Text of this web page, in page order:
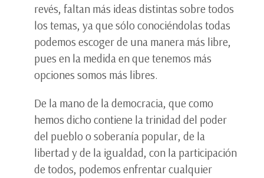
revés, faltan más ideas distintas sobre todos
los temas, ya que sólo conociéndolas todas
podemos escoger de una manera más libre,
pues en la medida en que tenemos más
opciones somos más libres.
De la mano de la democracia, que como
hemos dicho contiene la trinidad del poder
del pueblo o soberanía popular, de la
libertad y de la igualdad, con la participación
de todos, podemos enfrentar cualquier